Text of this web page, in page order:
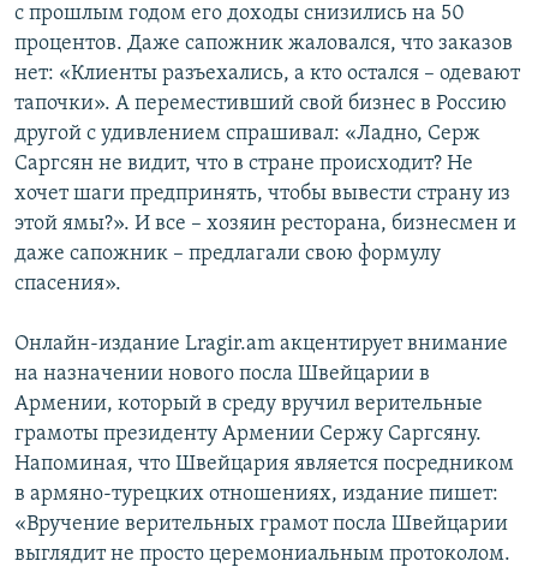
с прошлым годом его доходы снизились на 50
процентов. Даже сапожник жаловался, что заказов
нет: «Клиенты разъехались, а кто остался – одевают
тапочки». А переместивший свой бизнес в Россию
другой с удивлением спрашивал: «Ладно, Серж
Саргсян не видит, что в стране происходит? Не
хочет шаги предпринять, чтобы вывести страну из
этой ямы?». И все – хозяин ресторана, бизнесмен и
даже сапожник – предлагали свою формулу
спасения».
Онлайн-издание Lragir.am акцентирует внимание
на назначении нового посла Швейцарии в
Армении, который в среду вручил верительные
грамоты президенту Армении Сержу Саргсяну.
Напоминая, что Швейцария является посредником
в армяно-турецких отношениях, издание пишет:
«Вручение верительных грамот посла Швейцарии
выглядит не просто церемониальным протоколом.